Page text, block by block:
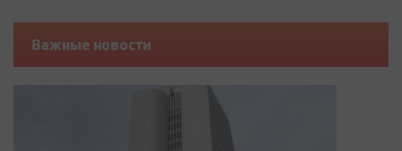
Важные новости